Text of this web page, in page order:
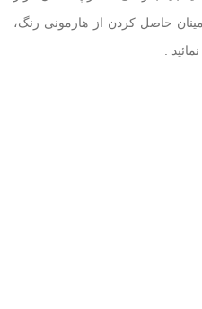
حاصل کردن از هارمونی رنگ،